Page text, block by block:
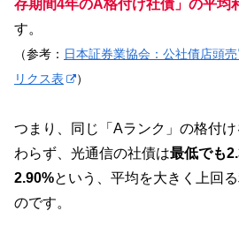
存期間4年のA格付け社債」の平均
す。
（参考： 日本証券業協会：公社債店頭
リクス表
）
つまり、同じ「Aランク」の格付
わらず、光通信の社債は最低でも
2.90%という、平均を大きく上回
のです。